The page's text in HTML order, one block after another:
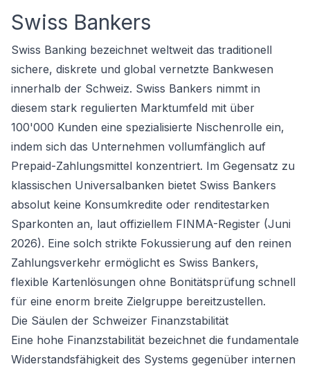
Swiss Bankers
Swiss Banking bezeichnet weltweit das traditionell
sichere, diskrete und global vernetzte Bankwesen
innerhalb der Schweiz. Swiss Bankers nimmt in
diesem stark regulierten Marktumfeld mit über
100'000 Kunden eine spezialisierte Nischenrolle ein,
indem sich das Unternehmen vollumfänglich auf
Prepaid-Zahlungsmittel konzentriert. Im Gegensatz zu
klassischen Universalbanken bietet Swiss Bankers
absolut keine Konsumkredite oder renditestarken
Sparkonten an, laut offiziellem FINMA-Register (Juni
2026). Eine solch strikte Fokussierung auf den reinen
Zahlungsverkehr ermöglicht es Swiss Bankers,
flexible Kartenlösungen ohne Bonitätsprüfung schnell
für eine enorm breite Zielgruppe bereitzustellen.
Die Säulen der Schweizer Finanzstabilität
Eine hohe Finanzstabilität bezeichnet die fundamentale
Widerstandsfähigkeit des Systems gegenüber internen